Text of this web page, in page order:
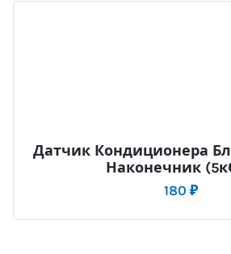
Датчик Кондиционера
Наконечник
180 ₽